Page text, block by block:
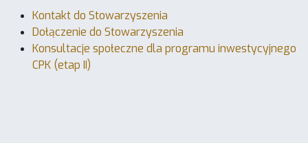
Kontakt do Stowarzyszenia
Dołączenie do Stowarzyszenia
Konsultacje społeczne dla programu inwestycyjnego
CPK (etap II)